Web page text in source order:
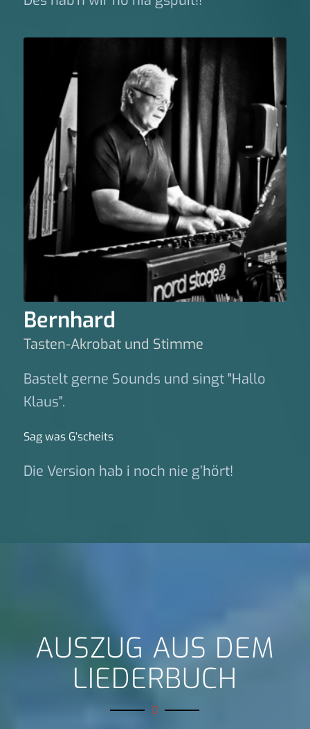
Bernhard
Tasten-Akrobat und Stimme
Bastelt gerne Sounds und singt "Hallo
Klaus".
Sag was G‘scheits
Die Version hab i noch nie g’hört!
AUSZUG AUS DEM
LIEDERBUCH